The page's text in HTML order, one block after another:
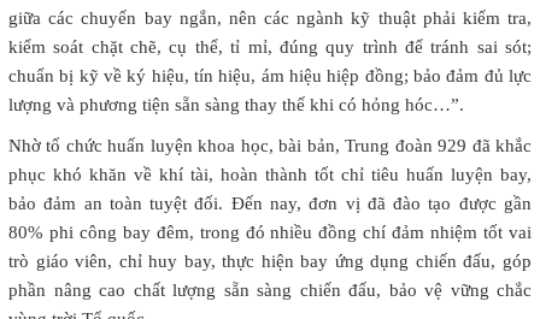
giữa các chuyến bay ngắn, nên các ngành kỹ thuật phải kiểm tra,
kiểm soát chặt chẽ, cụ thể, tỉ mỉ, đúng quy trình để tránh sai sót;
chuẩn bị kỹ về ký hiệu, tín hiệu, ám hiệu hiệp đồng; bảo đảm đủ lực
lượng và phương tiện sẵn sàng thay thế khi có hỏng hóc…”.
Nhờ tổ chức huấn luyện khoa học, bài bản, Trung đoàn 929 đã khắc
phục khó khăn về khí tài, hoàn thành tốt chỉ tiêu huấn luyện bay,
bảo đảm an toàn tuyệt đối. Đến nay, đơn vị đã đào tạo được gần
80% phi công bay đêm, trong đó nhiều đồng chí đảm nhiệm tốt vai
trò giáo viên, chỉ huy bay, thực hiện bay ứng dụng chiến đấu, góp
phần nâng cao chất lượng sẵn sàng chiến đấu, bảo vệ vững chắc